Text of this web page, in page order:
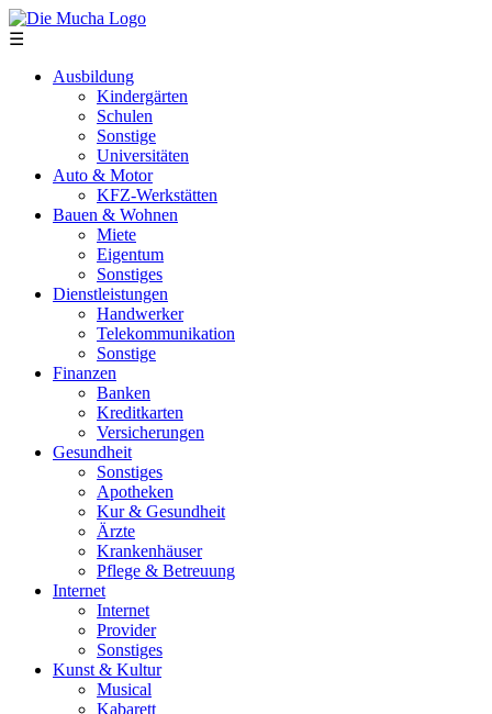
Direkt zum Inhalt
☰
Ausbildung
Kindergärten
Schulen
Sonstige
Universitäten
Auto & Motor
KFZ-Werkstätten
Bauen & Wohnen
Miete
Eigentum
Sonstiges
Dienstleistungen
Handwerker
Telekommunikation
Sonstige
Finanzen
Banken
Kreditkarten
Versicherungen
Gesundheit
Sonstiges
Apotheken
Kur & Gesundheit
Ärzte
Krankenhäuser
Pflege & Betreuung
Internet
Internet
Provider
Sonstiges
Kunst & Kultur
Musical
Kabarett